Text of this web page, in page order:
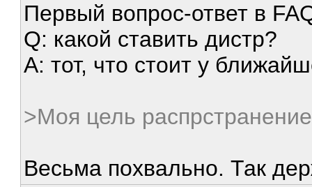
Первый вопрос-ответ в
Q: какой ставить дистр?
A: тот, что стоит у
>Моя цель
Весьма похвально. Так